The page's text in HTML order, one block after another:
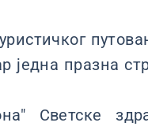
једна празна
Светске